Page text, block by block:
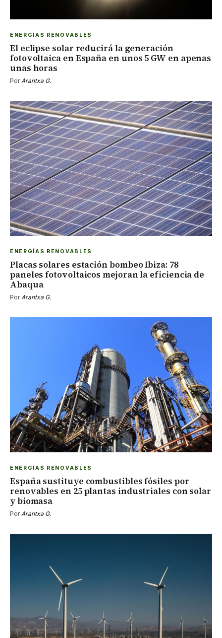
ENERGÍAS RENOVABLES
El eclipse solar reducirá la generación
fotovoltaica en España en unos 5 GW en apenas
unas horas
Por Arantxa G.
ENERGÍAS RENOVABLES
Placas solares estación bombeo Ibiza: 78
paneles fotovoltaicos mejoran la eficiencia de
Abaqua
Por Arantxa G.
ENERGÍAS RENOVABLES
España sustituye combustibles fósiles por
renovables en 25 plantas industriales con solar
y biomasa
Por Arantxa G.